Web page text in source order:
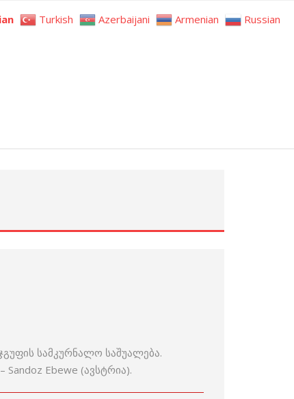
სამკურნალო საშუალება.
Ebewe (ავსტრია).
Turkish Azerbaijani Armenian Russian